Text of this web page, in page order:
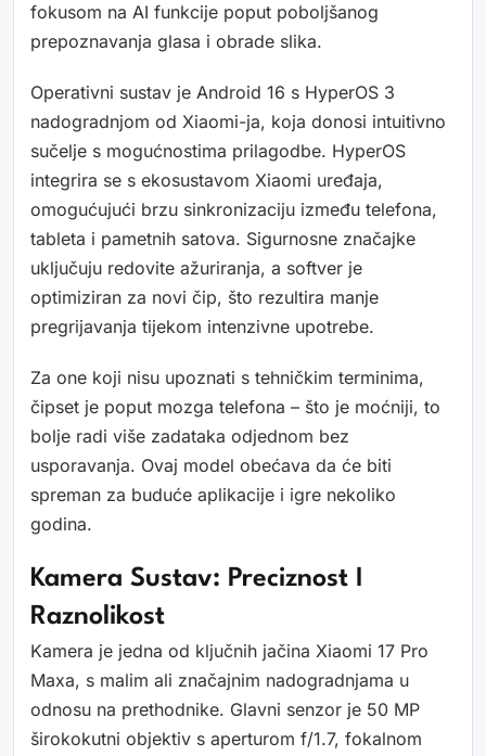
fokusom na AI funkcije poput poboljšanog
prepoznavanja glasa i obrade slika.
Operativni sustav je Android 16 s HyperOS 3
nadogradnjom od Xiaomi-ja, koja donosi intuitivno
sučelje s mogućnostima prilagodbe. HyperOS
integrira se s ekosustavom Xiaomi uređaja,
omogućujući brzu sinkronizaciju između telefona,
tableta i pametnih satova. Sigurnosne značajke
uključuju redovite ažuriranja, a softver je
optimiziran za novi čip, što rezultira manje
pregrijavanja tijekom intenzivne upotrebe.
Za one koji nisu upoznati s tehničkim terminima,
čipset je poput mozga telefona – što je moćniji, to
bolje radi više zadataka odjednom bez
usporavanja. Ovaj model obećava da će biti
spreman za buduće aplikacije i igre nekoliko
godina.
Kamera Sustav: Preciznost I
Raznolikost
Kamera je jedna od ključnih jačina Xiaomi 17 Pro
Maxa, s malim ali značajnim nadogradnjama u
odnosu na prethodnike. Glavni senzor je 50 MP
širokokutni objektiv s aperturom f/1.7, fokalnom